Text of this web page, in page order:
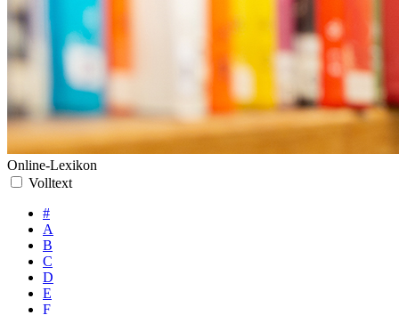
Online-Lexikon
Volltext
#
A
B
C
D
E
F